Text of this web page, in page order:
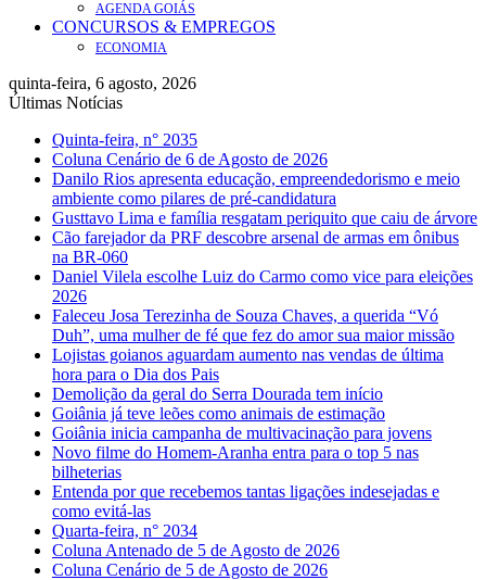
AGENDA GOIÁS
CONCURSOS & EMPREGOS
ECONOMIA
quinta-feira, 6 agosto, 2026
Últimas Notícias
Quinta-feira, n° 2035
Coluna Cenário de 6 de Agosto de 2026
Danilo Rios apresenta educação, empreendedorismo e meio
ambiente como pilares de pré-candidatura
Gusttavo Lima e família resgatam periquito que caiu de árvore
Cão farejador da PRF descobre arsenal de armas em ônibus
na BR-060
Daniel Vilela escolhe Luiz do Carmo como vice para eleições
2026
Faleceu Josa Terezinha de Souza Chaves, a querida “Vó
Duh”, uma mulher de fé que fez do amor sua maior missão
Lojistas goianos aguardam aumento nas vendas de última
hora para o Dia dos Pais
Demolição da geral do Serra Dourada tem início
Goiânia já teve leões como animais de estimação
Goiânia inicia campanha de multivacinação para jovens
Novo filme do Homem-Aranha entra para o top 5 nas
bilheterias
Entenda por que recebemos tantas ligações indesejadas e
como evitá-las
Quarta-feira, n° 2034
Coluna Antenado de 5 de Agosto de 2026
Coluna Cenário de 5 de Agosto de 2026